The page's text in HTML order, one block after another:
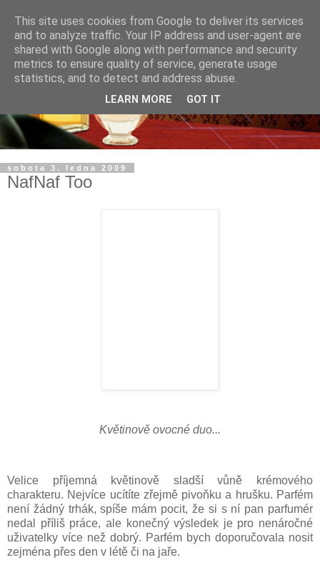
sobota 3. ledna 2009
NafNaf Too
Květinově ovocné duo...
Velice příjemná květinově sladší vůně krémového
charakteru. Nejvíce ucítíte zřejmě pivoňku a hrušku. Parfém
není žádný trhák, spíše mám pocit, že si s ní pan parfumér
nedal příliš práce, ale konečný výsledek je pro nenáročné
uživatelky více než dobrý. Parfém bych doporučovala nosit
zejména přes den v létě či na jaře.
This site uses cookies from Google to deliver its services
and to analyze traffic. Your IP address and user-agent are
shared with Google along with performance and security
metrics to ensure quality of service, generate usage
statistics, and to detect and address abuse.
LEARN MORE GOT IT